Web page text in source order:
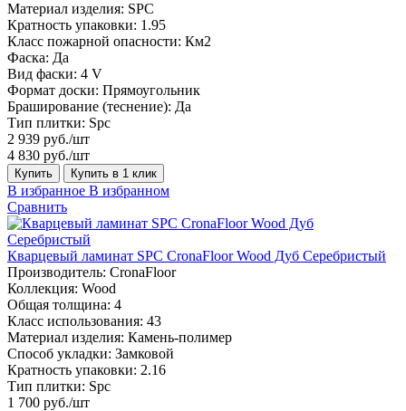
Материал изделия: SPC
Кратность упаковки: 1.95
Класс пожарной опасности: Км2
Фаска: Да
Вид фаски: 4 V
Формат доски: Прямоугольник
Браширование (теснение): Да
Тип плитки: Spc
2 939 руб./шт
4 830 руб./шт
Купить Купить в 1 клик
В избранное В избранном
Сравнить
Кварцевый ламинат SPC CronaFloor Wood Дуб Серебристый
Производитель: CronaFloor
Коллекция: Wood
Общая толщина: 4
Класс использования: 43
Материал изделия: Камень-полимер
Способ укладки: Замковой
Кратность упаковки: 2.16
Тип плитки: Spc
1 700 руб./шт